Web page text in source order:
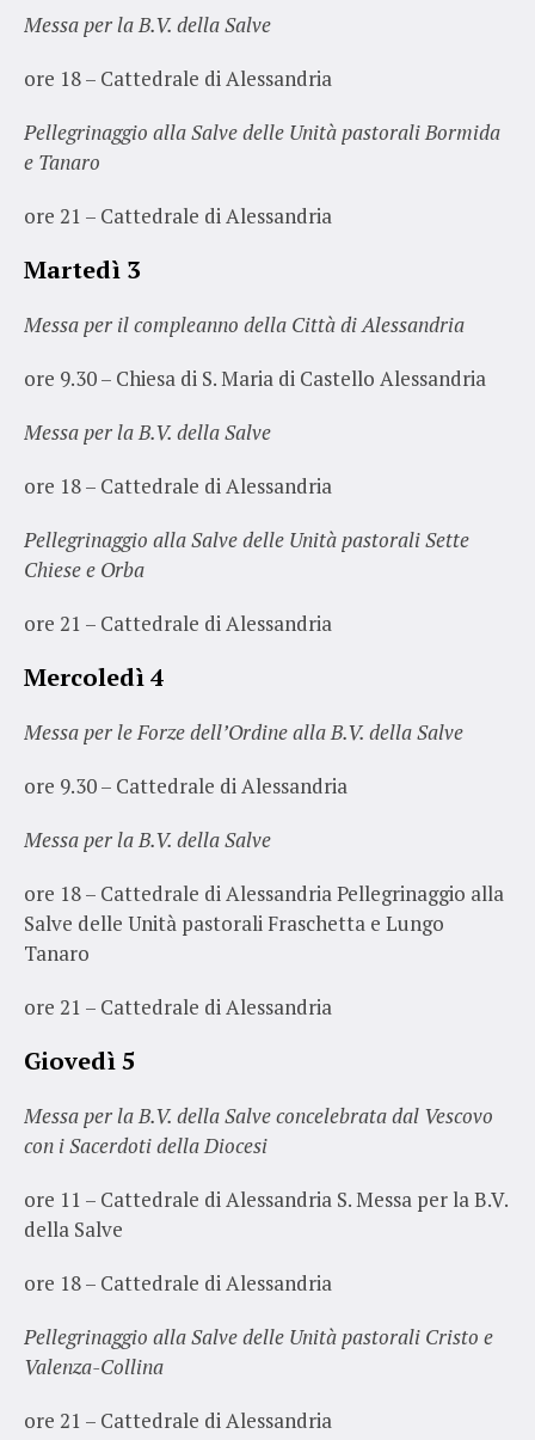
Messa per la B.V. della Salve
ore 18 – Cattedrale di Alessandria
Pellegrinaggio alla Salve delle Unità pastorali Bormida
e Tanaro
ore 21 – Cattedrale di Alessandria
Martedì 3
Messa per il compleanno della Città di Alessandria
ore 9.30 – Chiesa di S. Maria di Castello Alessandria
Messa per la B.V. della Salve
ore 18 – Cattedrale di Alessandria
Pellegrinaggio alla Salve delle Unità pastorali Sette
Chiese e Orba
ore 21 – Cattedrale di Alessandria
Mercoledì 4
Messa per le Forze dell’Ordine alla B.V. della Salve
ore 9.30 – Cattedrale di Alessandria
Messa per la B.V. della Salve
ore 18 – Cattedrale di Alessandria Pellegrinaggio alla
Salve delle Unità pastorali Fraschetta e Lungo
Tanaro
ore 21 – Cattedrale di Alessandria
Giovedì 5
Messa per la B.V. della Salve concelebrata dal Vescovo
con i Sacerdoti della Diocesi
ore 11 – Cattedrale di Alessandria S. Messa per la B.V.
della Salve
ore 18 – Cattedrale di Alessandria
Pellegrinaggio alla Salve delle Unità pastorali Cristo e
Valenza-Collina
ore 21 – Cattedrale di Alessandria